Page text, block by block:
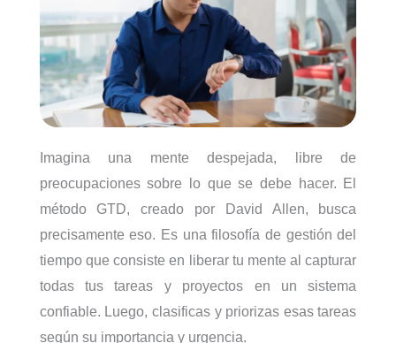
Imagina una mente despejada, libre de
preocupaciones sobre lo que se debe hacer. El
método GTD, creado por David Allen, busca
precisamente eso. Es una filosofía de gestión del
tiempo que consiste en liberar tu mente al capturar
todas tus tareas y proyectos en un sistema
confiable. Luego, clasificas y priorizas esas tareas
según su importancia y urgencia.